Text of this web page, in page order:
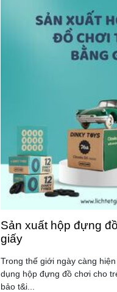
Sản xuất hộp đựng
giấy
Trong thế giới ngày càng
dụng hộp đựng đồ chơi cho
bảo t&i...